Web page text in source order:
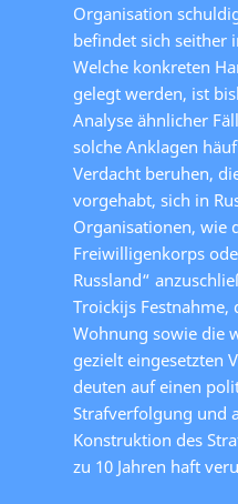
Organisation
befindet sich seither
Welche konkreten
gelegt werden, ist
Analyse ähnlicher
solche Anklagen
Verdacht beruhen,
vorgehabt, sich in
Organisationen, wie
Freiwilligenkorps
Russland“
Troickijs Festnahme,
Wohnung sowie die
gezielt eingesetzten
deuten auf einen
Strafverfolgung und
Konstruktion des
zu 10 Jahren haft